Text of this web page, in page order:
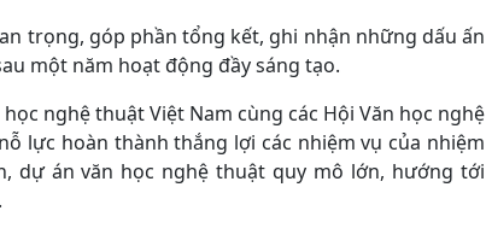
trọng, góp phần tổng kết, ghi nhận những dấu ấn
một năm hoạt động đầy sáng tạo.
nghệ thuật Việt Nam cùng các Hội Văn học nghệ
lực hoàn thành thắng lợi các nhiệm vụ của nhiệm
dự án văn học nghệ thuật quy mô lớn, hướng tới